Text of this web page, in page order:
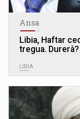
Ansa
Libia, Haftar
tregua. Durerà?
LIBIA